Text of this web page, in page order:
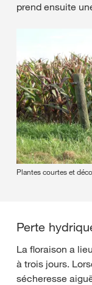
prend ensuite
Plantes courtes et
Perte
La floraison a
à trois jours.
sécheresse